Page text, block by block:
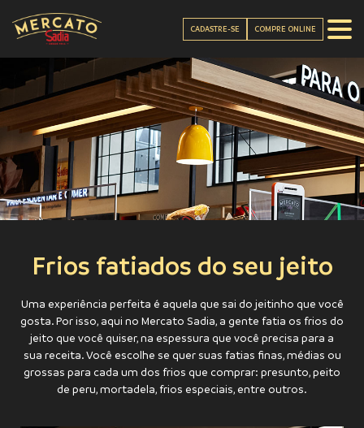
CADASTRE-SE COMPRE ONLINE
Frios fatiados do seu jeito
Uma experiência perfeita é aquela que sai do jeitinho que você
gosta. Por isso, aqui no Mercato Sadia, a gente fatia os frios do
jeito que você quiser, na espessura que você precisa para a
sua receita. Você escolhe se quer suas fatias finas, médias ou
grossas para cada um dos frios que comprar: presunto, peito
de peru, mortadela, frios especiais, entre outros.